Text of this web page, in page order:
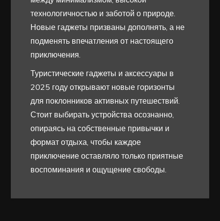
технологичностью и заботой о природе.
Новые гаджеты призваны дополнять, а не
подменять впечатления от настоящего
приключения.
Туристические гаджеты и аксессуары в
2025 году открывают новые горизонты
для поклонников активных путешествий.
Стоит выбирать устройства осознанно,
опираясь на собственные привычки и
формат отдыха, чтобы каждое
приключение оставляло только приятные
воспоминания и ощущение свободы.